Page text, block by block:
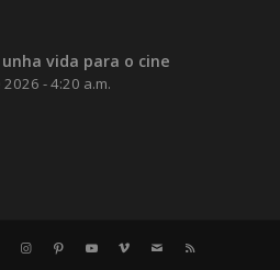
unha vida para o cine
- 4:20 a.m.